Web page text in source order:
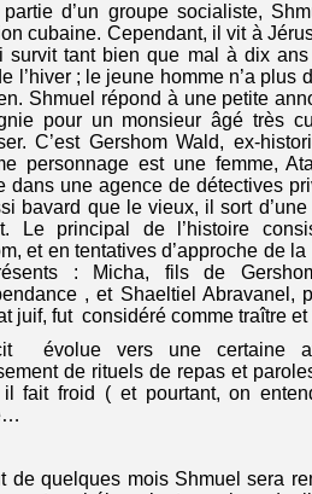
partie d’un groupe socialiste,
cubaine. Cependant, il vit à
survit tant bien que mal à dix
l’hiver ; le jeune homme n’a
Shmuel répond à une petite
pour un monsieur âgé très
C’est Gershom Wald, ex-
personnage est une femme,
dans une agence de détectives
bavard que le vieux, il sort
Le principal de l’histoire
et en tentatives d’approche de
: Micha, fils de
, et Shaeltiel Abravanel,
juif, fut considéré comme traître
évolue vers une certaine
de rituels de repas et
fait froid ( et pourtant, on
de quelques mois Shmuel sera